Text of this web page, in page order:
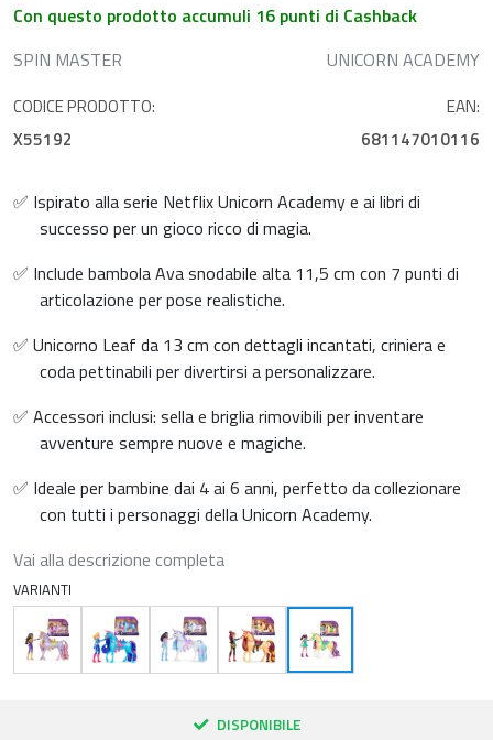
Con questo prodotto accumuli 16 punti di Cashback
SPIN MASTER
UNICORN ACADEMY
CODICE PRODOTTO:
X55192
EAN:
681147010116
✅ Ispirato alla serie Netflix Unicorn Academy e ai libri di
successo per un gioco ricco di magia.
✅ Include bambola Ava snodabile alta 11,5 cm con 7 punti di
articolazione per pose realistiche.
✅ Unicorno Leaf da 13 cm con dettagli incantati, criniera e
coda pettinabili per divertirsi a personalizzare.
✅ Accessori inclusi: sella e briglia rimovibili per inventare
avventure sempre nuove e magiche.
✅ Ideale per bambine dai 4 ai 6 anni, perfetto da collezionare
con tutti i personaggi della Unicorn Academy.
Vai alla descrizione completa
VARIANTI
DISPONIBILE